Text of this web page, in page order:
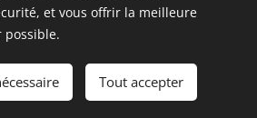
par Webnode
gratuitement ! Commencer
et vous offrir la meilleure
possible.
Tout accepter